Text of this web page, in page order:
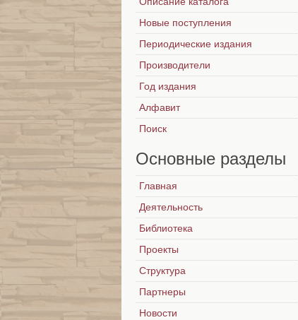
Новые поступления
Периодические издания
Производители
Год издания
Алфавит
Поиск
Основные разделы
Главная
Деятельность
Библиотека
Проекты
Структура
Партнеры
Новости